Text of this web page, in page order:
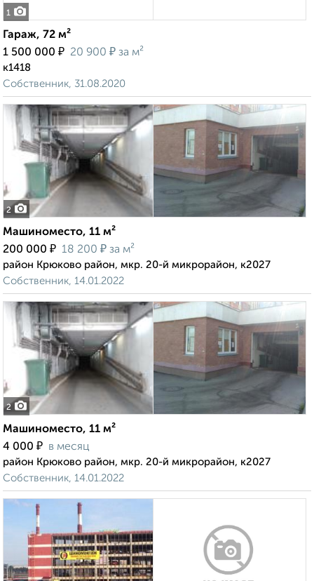
1
Гараж, 72 м²
1 500 000 ₽ 20 900 ₽ за м²
к1418
Собственник, 31.08.2020
2
Машиноместо, 11 м²
200 000 ₽ 18 200 ₽ за м²
район Крюково район, мкр. 20-й микрорайон, к2027
Собственник, 14.01.2022
2
Машиноместо, 11 м²
4 000 ₽ в месяц
район Крюково район, мкр. 20-й микрорайон, к2027
Собственник, 14.01.2022